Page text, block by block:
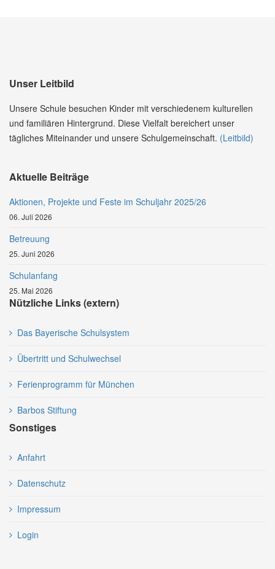
Unser Leitbild
Unsere Schule besuchen Kinder mit verschiedenem kulturellen
und familiären Hintergrund. Diese Vielfalt bereichert unser
tägliches Miteinander und unsere Schulgemeinschaft. (Leitbild)
Aktuelle Beiträge
Aktionen, Projekte und Feste im Schuljahr 2025/26
06. Juli 2026
Betreuung
25. Juni 2026
Schulanfang
25. Mai 2026
Nützliche Links (extern)
Das Bayerische Schulsystem
Übertritt und Schulwechsel
Ferienprogramm für München
Barbos Stiftung
Sonstiges
Anfahrt
Datenschutz
Impressum
Login